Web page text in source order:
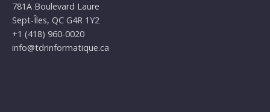
781A Boulevard Laure
Sept-Îles, QC G4R 1Y2
+1 (418) 960-0020
info@tdrinformatique.ca